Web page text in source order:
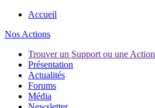
Accueil
Nos Actions
Trouver un Support ou une Action
Présentation
Actualités
Forums
Média